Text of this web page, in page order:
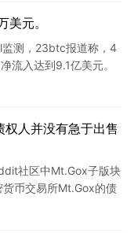
元。
测，23btc报道称，4
流入达到9.1亿美元。
人并没有急于出售
社区中Mt.Gox子版块
币交易所Mt.Gox的债